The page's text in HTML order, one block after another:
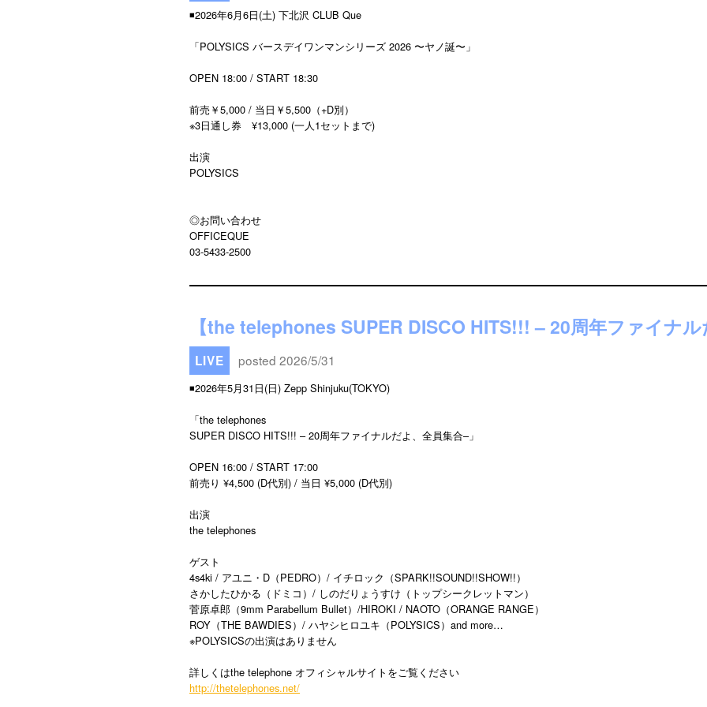
◾️2026年6月6日(土) 下北沢 CLUB Que
「POLYSICS バースデイワンマンシリーズ 2026 〜ヤノ誕〜」
OPEN 18:00 / START 18:30
前売￥5,000 / 当日￥5,500（+D別）
※3日通し券 ¥13,000 (一人1セットまで)
出演
POLYSICS
◎お問い合わせ
OFFICEQUE
03-5433-2500
【the telephones SUPER DISCO HITS!!! – 20周年ファイナル
LIVE posted 2026/5/31
◾️2026年5月31日(日) Zepp Shinjuku(TOKYO)
「the telephones
SUPER DISCO HITS!!! – 20周年ファイナルだよ、全員集合–」
OPEN 16:00 / START 17:00
前売り ¥4,500 (D代別) / 当日 ¥5,000 (D代別)
出演
the telephones
ゲスト
4s4ki / アユニ・D（PEDRO）/ イチロック（SPARK!!SOUND!!SHOW!!）
さかしたひかる（ドミコ）/ しのだりょうすけ（トップシークレットマン）
菅原卓郎（9mm Parabellum Bullet）/HIROKI / NAOTO（ORANGE RANGE）
ROY（THE BAWDIES）/ ハヤシヒロユキ（POLYSICS）and more…
※POLYSICSの出演はありません
詳しくはthe telephone オフィシャルサイトをご覧ください
http://thetelephones.net/